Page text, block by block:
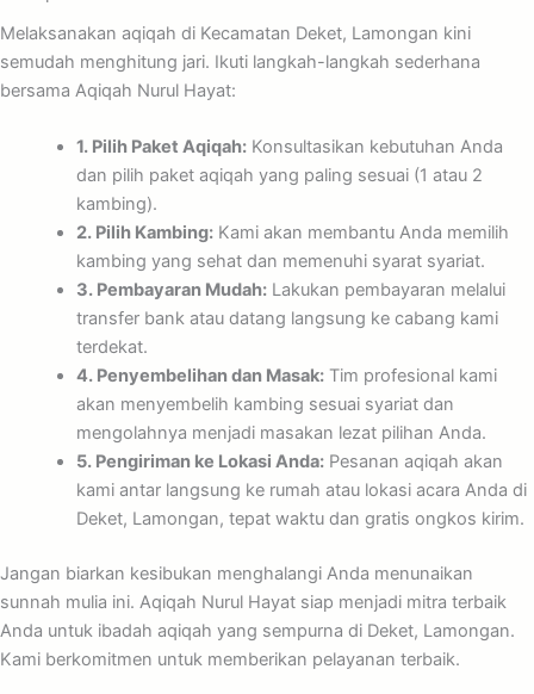
Melaksanakan aqiqah di Kecamatan Deket, Lamongan kini
semudah menghitung jari. Ikuti langkah-langkah sederhana
bersama Aqiqah Nurul Hayat:
1. Pilih Paket Aqiqah:Konsultasikan kebutuhan Anda
dan pilih paket aqiqah yang paling sesuai (1 atau 2
kambing).
2. Pilih Kambing:Kami akan membantu Anda memilih
kambing yang sehat dan memenuhi syarat syariat.
3. Pembayaran Mudah:Lakukan pembayaran melalui
transfer bank atau datang langsung ke cabang kami
terdekat.
4. Penyembelihan dan Masak:Tim profesional kami
akan menyembelih kambing sesuai syariat dan
mengolahnya menjadi masakan lezat pilihan Anda.
5. Pengiriman ke Lokasi Anda:Pesanan aqiqah akan
kami antar langsung ke rumah atau lokasi acara Anda di
Deket, Lamongan, tepat waktu dan gratis ongkos kirim.
Jangan biarkan kesibukan menghalangi Anda menunaikan
sunnah mulia ini. Aqiqah Nurul Hayat siap menjadi mitra terbaik
Anda untuk ibadah aqiqah yang sempurna di Deket, Lamongan.
Kami berkomitmen untuk memberikan pelayanan terbaik.